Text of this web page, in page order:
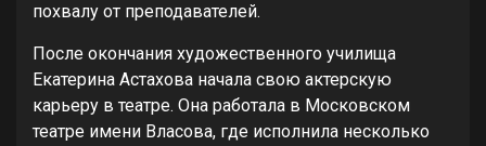
похвалу от преподавателей.
После окончания художественного училища
Екатерина Астахова начала свою актерскую
карьеру в театре. Она работала в Московском
театре имени Власова, где исполнила несколько